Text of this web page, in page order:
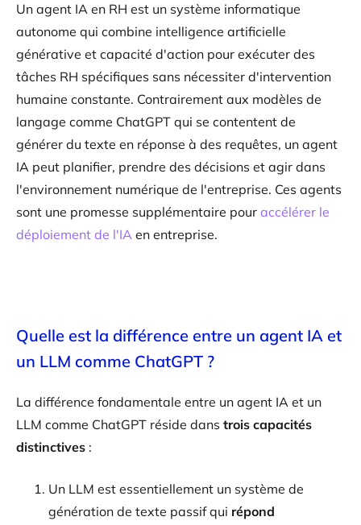
Un agent IA en RH est un système informatique
autonome qui combine intelligence artificielle
générative et capacité d'action pour exécuter des
tâches RH spécifiques sans nécessiter d'intervention
humaine constante. Contrairement aux modèles de
langage comme ChatGPT qui se contentent de
générer du texte en réponse à des requêtes, un agent
IA peut planifier, prendre des décisions et agir dans
l'environnement numérique de l'entreprise. Ces agents
sont une promesse supplémentaire pour accélérer le
déploiement de l'IA en entreprise.
Quelle est la différence entre un agent IA et
un LLM comme ChatGPT ?
La différence fondamentale entre un agent IA et un
LLM comme ChatGPT réside dans trois capacités
distinctives :
Un LLM est essentiellement un système de
génération de texte passif qui répond